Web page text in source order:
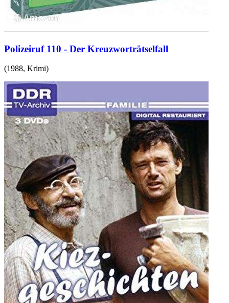
Polizeiruf 110 - Der Kreuzworträtselfall
(1988, Krimi)